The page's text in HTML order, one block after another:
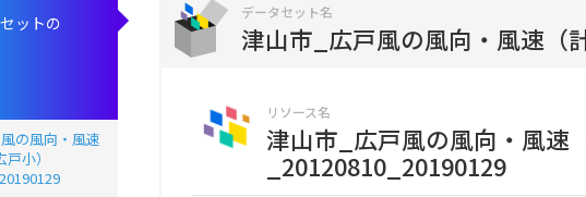
データセット名
津山市_広戸風の風向・風速（
リソース名
津山市_広戸風の風向・風速
_20120810_20190129
ットの
の風向・風速
戸小）